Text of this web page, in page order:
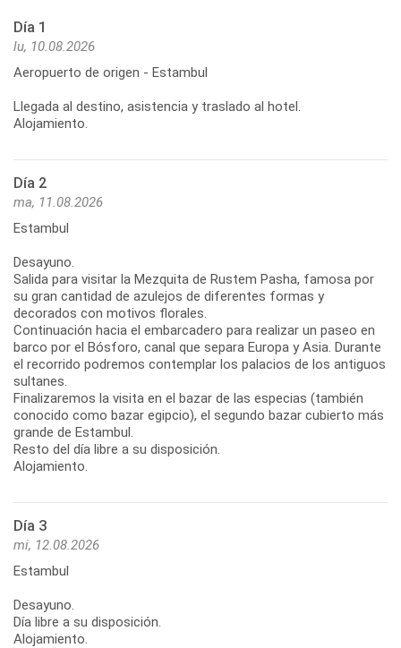
Día 1
lu, 10.08.2026
Aeropuerto de origen - Estambul
Llegada al destino, asistencia y traslado al hotel.
Alojamiento.
Día 2
ma, 11.08.2026
Estambul
Desayuno.
Salida para visitar la Mezquita de Rustem Pasha, famosa por
su gran cantidad de azulejos de diferentes formas y
decorados con motivos florales.
Continuación hacia el embarcadero para realizar un paseo en
barco por el Bósforo, canal que separa Europa y Asia. Durante
el recorrido podremos contemplar los palacios de los antiguos
sultanes.
Finalizaremos la visita en el bazar de las especias (también
conocido como bazar egipcio), el segundo bazar cubierto más
grande de Estambul.
Resto del día libre a su disposición.
Alojamiento.
Día 3
mi, 12.08.2026
Estambul
Desayuno.
Día libre a su disposición.
Alojamiento.